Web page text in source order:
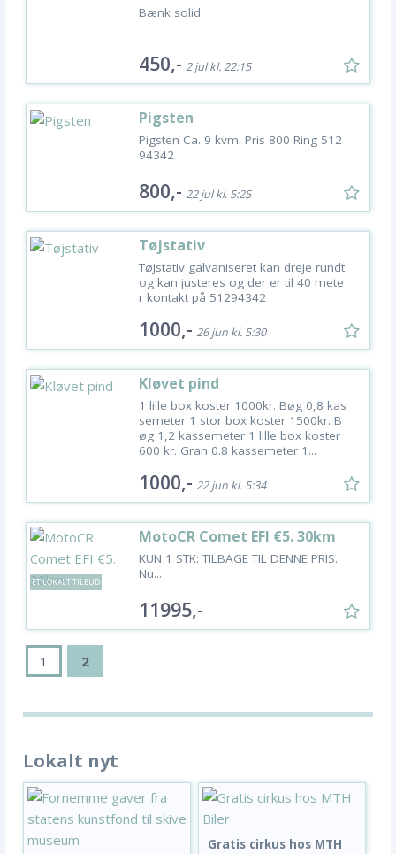
Bænk solid
450,- 2 jul kl. 22:15
Pigsten
Pigsten Ca. 9 kvm. Pris 800 Ring 512
94342
800,- 22 jul kl. 5:25
Tøjstativ
Tøjstativ galvaniseret kan dreje rundt
og kan justeres og der er til 40 mete
r kontakt på 51294342
1000,- 26 jun kl. 5:30
Kløvet pind
1 lille box koster 1000kr. Bøg 0,8 kas
semeter 1 stor box koster 1500kr. B
øg 1,2 kassemeter 1 lille box koster
600 kr. Gran 0.8 kassemeter 1...
1000,- 22 jun kl. 5:34
ET LOKALT TILBUD
MotoCR Comet EFI €5. 30km
KUN 1 STK: TILBAGE TIL DENNE PRIS.
Nu...
11995,-
1 2
Lokalt nyt
Gratis cirkus hos MTH